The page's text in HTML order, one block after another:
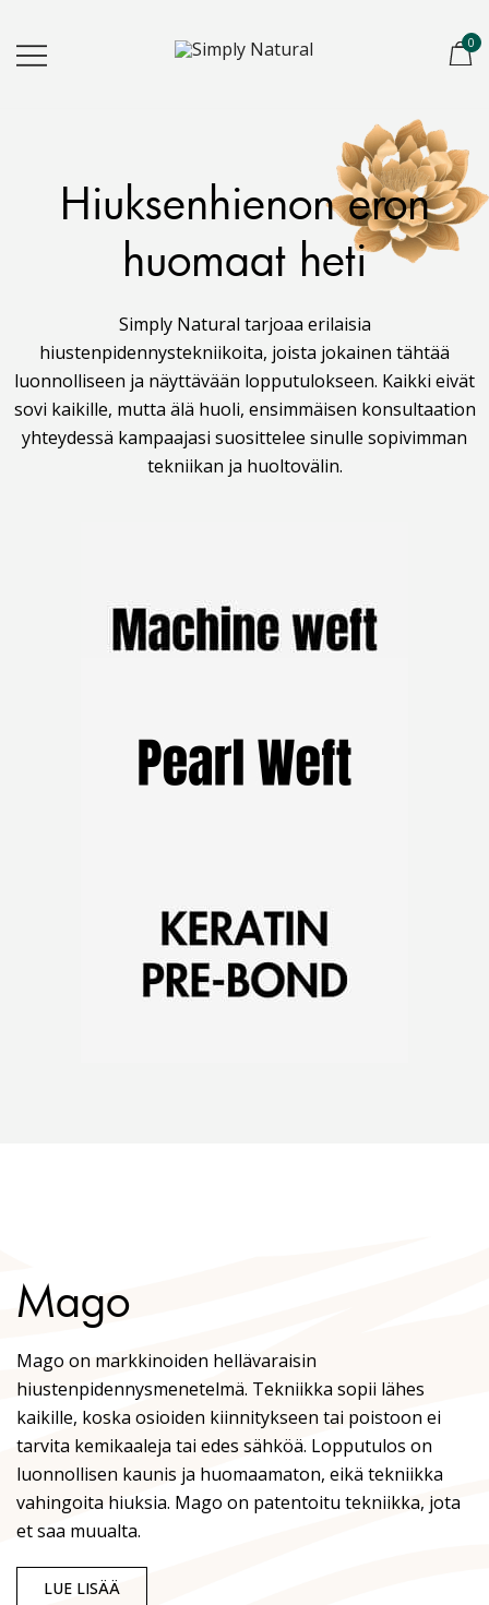
0
Hiuksenhienon eron
huomaat heti
Simply Natural tarjoaa erilaisia
hiustenpidennystekniikoita, joista jokainen tähtää
luonnolliseen ja näyttävään lopputulokseen. Kaikki eivät
sovi kaikille, mutta älä huoli, ensimmäisen konsultaation
yhteydessä kampaajasi suosittelee sinulle sopivimman
tekniikan ja huoltovälin.
Mago
Mago on markkinoiden hellävaraisin
hiustenpidennysmenetelmä. Tekniikka sopii lähes
kaikille, koska osioiden kiinnitykseen tai poistoon ei
tarvita kemikaaleja tai edes sähköä. Lopputulos on
luonnollisen kaunis ja huomaamaton, eikä tekniikka
vahingoita hiuksia. Mago on patentoitu tekniikka, jota
et saa muualta.
LUE LISÄÄ